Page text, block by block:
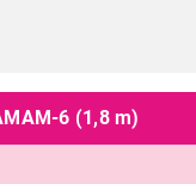
6 (1,8 m)